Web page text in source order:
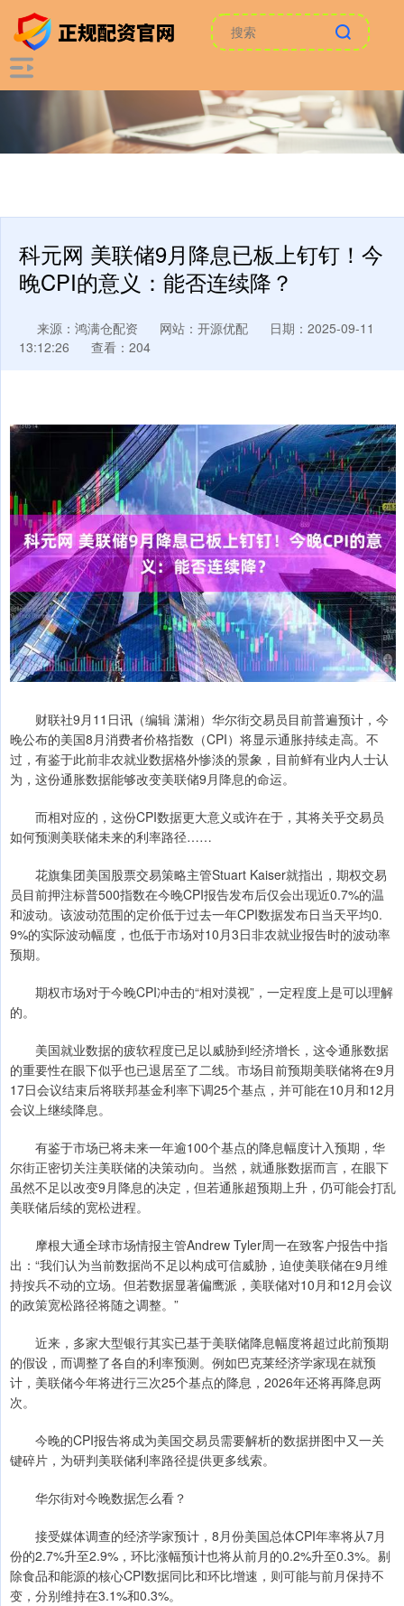
科元网 美联储9月降息已板上钉钉！今
晚CPI的意义：能否连续降？
来源：鸿满仓配资 网站：开源优配
日期：2025-09-11
13:12:26
查看：204
财联社9月11日讯（编辑 潇湘）华尔街交易员目前普遍预计，今
晚公布的美国8月消费者价格指数（CPI）将显示通胀持续走高。不
过，有鉴于此前非农就业数据格外惨淡的景象，目前鲜有业内人士认
为，这份通胀数据能够改变美联储9月降息的命运。
而相对应的，这份CPI数据更大意义或许在于，其将关乎交易员
如何预测美联储未来的利率路径……
花旗集团美国股票交易策略主管Stuart Kaiser就指出，期权交易
员目前押注标普500指数在今晚CPI报告发布后仅会出现近0.7%的温
和波动。该波动范围的定价低于过去一年CPI数据发布日当天平均0.
9%的实际波动幅度，也低于市场对10月3日非农就业报告时的波动率
预期。
期权市场对于今晚CPI冲击的“相对漠视”，一定程度上是可以理解
的。
美国就业数据的疲软程度已足以威胁到经济增长，这令通胀数据
的重要性在眼下似乎也已退居至了二线。市场目前预期美联储将在9月
17日会议结束后将联邦基金利率下调25个基点，并可能在10月和12月
会议上继续降息。
有鉴于市场已将未来一年逾100个基点的降息幅度计入预期，华
尔街正密切关注美联储的决策动向。当然，就通胀数据而言，在眼下
虽然不足以改变9月降息的决定，但若通胀超预期上升，仍可能会打乱
美联储后续的宽松进程。
摩根大通全球市场情报主管Andrew Tyler周一在致客户报告中指
出：“我们认为当前数据尚不足以构成可信威胁，迫使美联储在9月维
持按兵不动的立场。但若数据显著偏鹰派，美联储对10月和12月会议
的政策宽松路径将随之调整。”
近来，多家大型银行其实已基于美联储降息幅度将超过此前预期
的假设，而调整了各自的利率预测。例如巴克莱经济学家现在就预
计，美联储今年将进行三次25个基点的降息，2026年还将再降息两
次。
今晚的CPI报告将成为美国交易员需要解析的数据拼图中又一关
键碎片，为研判美联储利率路径提供更多线索。
华尔街对今晚数据怎么看？
接受媒体调查的经济学家预计，8月份美国总体CPI年率将从7月
份的2.7%升至2.9%，环比涨幅预计也将从前月的0.2%升至0.3%。剔
除食品和能源的核心CPI数据同比和环比增速，则可能与前月保持不
变，分别维持在3.1%和0.3%。